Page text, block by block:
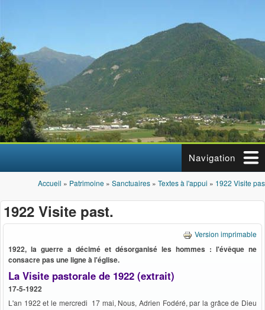
Navigation
Vous êtes ici
Accueil » Patrimoine » Sanctuaires » Textes à l'appui » 1922 Visite
1922 Visite past.
Version imprimable
1922, la guerre a décimé et désorganisé les hommes : l'évêque ne
consacre pas une ligne à l'église.
La Visite pastorale de 1922 (extrait)
17-5-1922
L'an 1922 et le mercredi 17 mai, Nous, Adrien Fodéré, par la grâce de Dieu